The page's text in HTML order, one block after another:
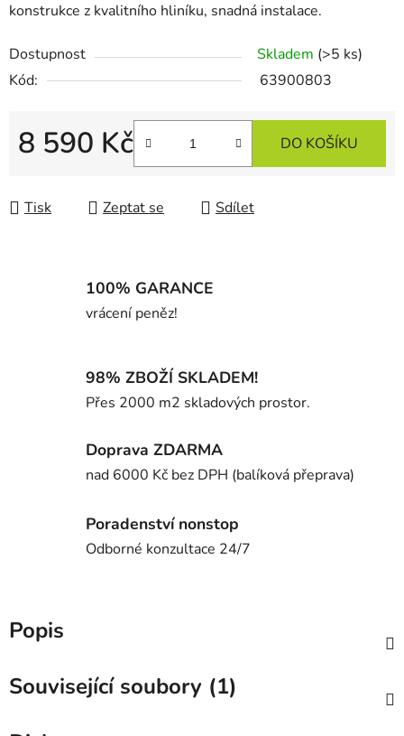
konstrukce z kvalitního hliníku, snadná instalace.
Dostupnost Skladem (>5 ks)
Kód:
63900803
8 590 Kč DO KOŠÍKU
Tisk Zeptat se Sdílet
100% GARANCE
vrácení peněz!
98% ZBOŽÍ SKLADEM!
Přes 2000 m2 skladových prostor.
Doprava ZDARMA
nad 6000 Kč bez DPH (balíková přeprava)
Poradenství nonstop
Odborné konzultace 24/7
Popis
Související soubory (1)